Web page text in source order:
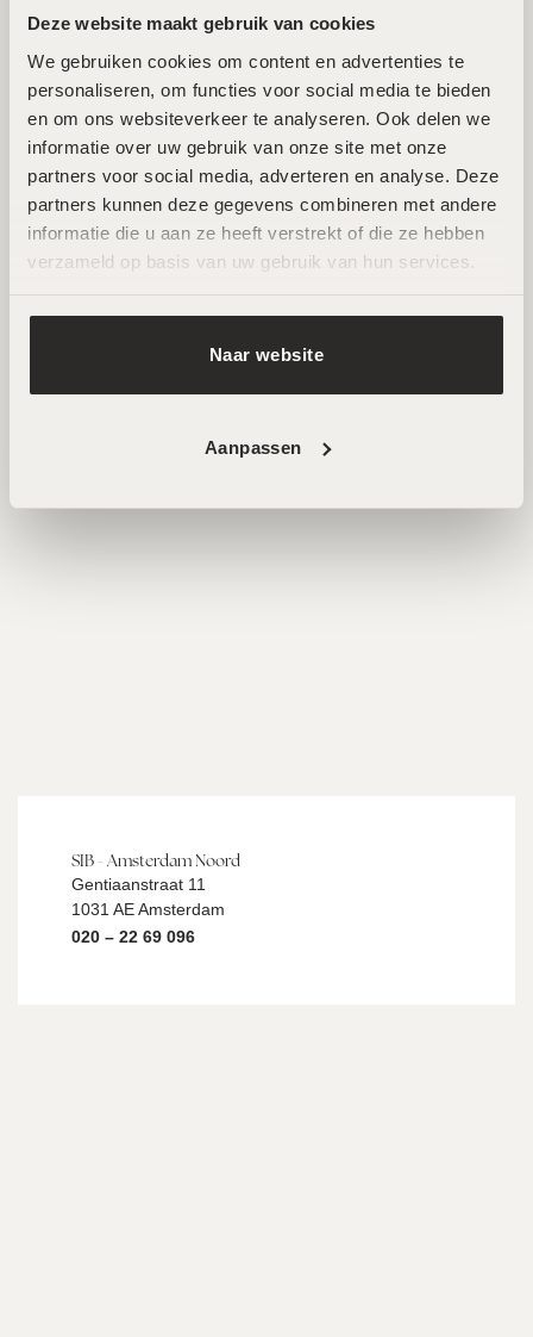
Deze website maakt gebruik van cookies
We gebruiken cookies om content en advertenties te
personaliseren, om functies voor social media te bieden
en om ons websiteverkeer te analyseren. Ook delen we
informatie over uw gebruik van onze site met onze
partners voor social media, adverteren en analyse. Deze
partners kunnen deze gegevens combineren met andere
informatie die u aan ze heeft verstrekt of die ze hebben
verzameld op basis van uw gebruik van hun services.
Naar website
Aanpassen
Twee toplocaties in Amsterdam Noord en
Zuid
Wij ontvangen je graag in een van onze twee
hoogwaardige salons in Amsterdam Noord en Zuid. Hier
SIB - Amsterdam Noord
Gentiaanstraat 11
1031 AE Amsterdam
020 – 22 69 096